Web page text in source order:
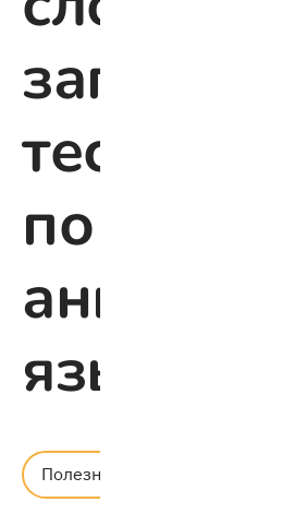
запас:
тест
по
языку
Полезное